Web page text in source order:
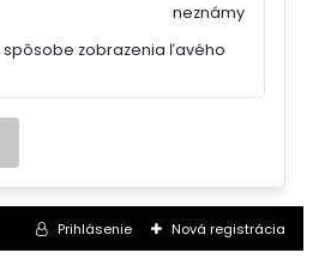
zobrazenia ľavého
neznámy
Prihlásenie Nová registrácia